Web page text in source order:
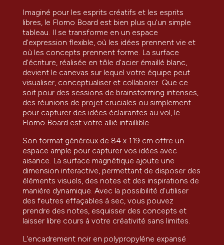
Imaginé pour les esprits créatifs et les esprits
libres, le Flomo Board est bien plus qu'un simple
tableau. Il se transforme en un espace
d'expression flexible, où les idées prennent vie et
où les concepts prennent forme. La surface
d'écriture, réalisée en tôle d'acier émaillé blanc,
devient le canevas sur lequel votre équipe peut
visualiser, conceptualiser et collaborer. Que ce
soit pour des sessions de brainstorming intenses,
des réunions de projet cruciales ou simplement
pour capturer des idées éclairantes au vol, le
Flomo Board est votre allié infaillible.
Son format généreux de 84 x 119 cm offre un
espace ample pour capturer vos idées avec
aisance. La surface magnétique ajoute une
dimension interactive, permettant de disposer des
éléments visuels, des notes et des inspirations de
manière dynamique. Avec la possibilité d'utiliser
des feutres effaçables à sec, vous pouvez
prendre des notes, esquisser des concepts et
laisser libre cours à votre créativité sans limites.
L'encadrement noir en polypropylène expansé